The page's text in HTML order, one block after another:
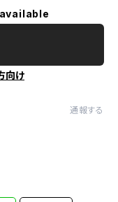
向け
通報する